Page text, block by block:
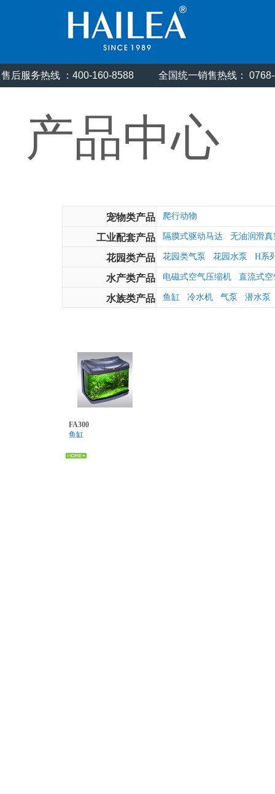
产品中心
宠物类产品 爬行动物
工业配套产品 隔膜式驱动马达 无油润滑真
花园类产品 花园类气泵 花园水泵 H系
水产类产品 电磁式空气压缩机 直流式
水族类产品 鱼缸 冷水机 气泵 潜水泵
FA300
鱼缸
售后服务热线 ：400-160-8588 全国统一销售热线：